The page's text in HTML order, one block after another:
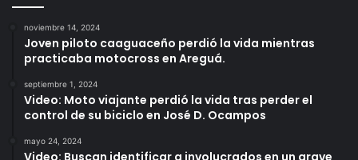
noviembre 14, 2024
Joven piloto caaguaceño perdió la vida mientras
practicaba motocross en Areguá.
septiembre 1, 2024
Video: Moto viajante perdió la vida tras perder el
control de su biciclo en José D. Ocampos
mayo 24, 2024
Video: Buscan identificar a involucrados en un grave